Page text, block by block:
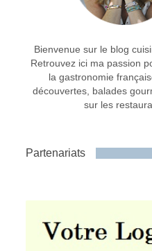
Bienvenue sur le blog
Retrouvez ici ma passion
la gastronomie
découvertes, balades
sur les
Partenariats